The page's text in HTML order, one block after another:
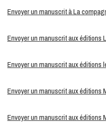
Envoyer un manuscrit à La
Envoyer un manuscrit aux éditions
Envoyer un manuscrit aux éditions
Envoyer un manuscrit aux éditions
Envoyer un manuscrit aux éditions